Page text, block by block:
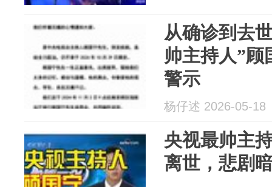
从确诊到去
帅主持人”顾
警示
杨仔述 2026-05-18
央视最帅主
离世，悲剧